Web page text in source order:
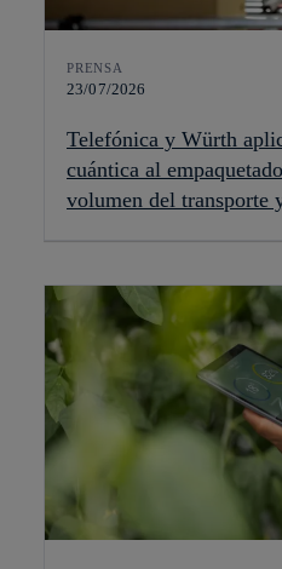
PRENSA
23/07/2026
Telefónica y Würth
cuántica al
volumen del transporte